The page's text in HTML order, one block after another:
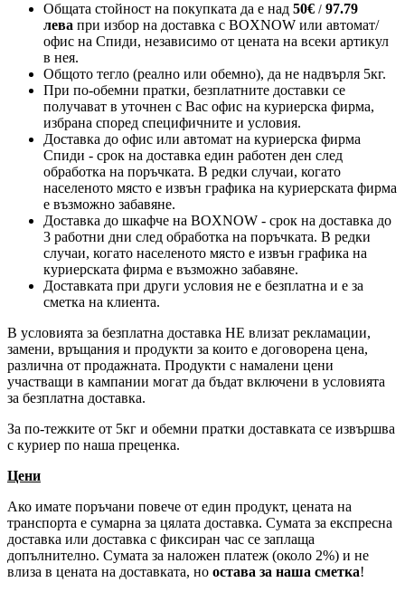
Общата стойност на покупката да е над 50€ / 97.79
лева при избор на доставка с BOXNOW или автомат/
офис на Спиди, независимо от цената на всеки артикул
в нея.
Общото тегло (реално или обемно), да не надвърля 5кг.
При по-обемни пратки, безплатните доставки се
получават в уточнен с Вас офис на куриерска фирма,
избрана според специфичните и условия.
Доставка до офис или автомат на куриерска фирма
Спиди - срок на доставка един работен ден след
обработка на поръчката. В редки случаи, когато
населеното място е извън графика на куриерската фирма
е възможно забавяне.
Доставка до шкафче на BOXNOW - срок на доставка до
3 работни дни след обработка на поръчката. В редки
случаи, когато населеното място е извън графика на
куриерската фирма е възможно забавяне.
Доставката при други условия не е безплатна и е за
сметка на клиента.
В условията за безплатна доставка НЕ влизат рекламации,
замени, връщания и продукти за които е договорена цена,
различна от продажната. Продукти с намалени цени
участващи в кампании могат да бъдат включени в условията
за безплатна доставка.
За по-тежките от 5кг и обемни пратки доставката се извършва
с куриер по наша преценка.
Цени
Ако имате поръчани повече от един продукт, цената на
транспорта е сумарна за цялата доставка. Сумата за експресна
доставка или доставка с фиксиран час се заплаща
допълнително. Сумата за наложен платеж (около 2%) и не
влиза в цената на доставката, но остава за наша сметка!